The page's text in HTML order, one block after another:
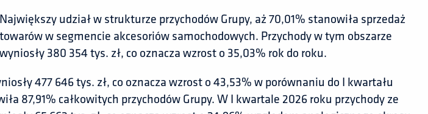
Największy udział w strukturze przychodów Grupy, aż 70,01% stanowiła sprzedaż
towarów w segmencie akcesoriów samochodowych. Przychody w tym obszarze
wyniosły 380 354 tys. zł, co oznacza wzrost o 35,03% rok do roku.
477 646 tys. zł, co oznacza wzrost o 43,53% w porównaniu do I kwartału
87,91% całkowitych przychodów Grupy. W I kwartale 2026 roku przychody ze